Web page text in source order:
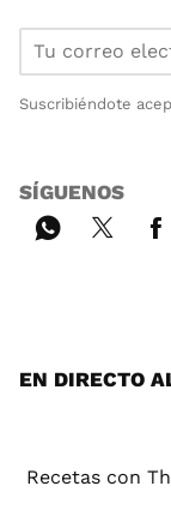
Suscribiéndote
SÍGUENOS
EN DIRECTO
Recetas con